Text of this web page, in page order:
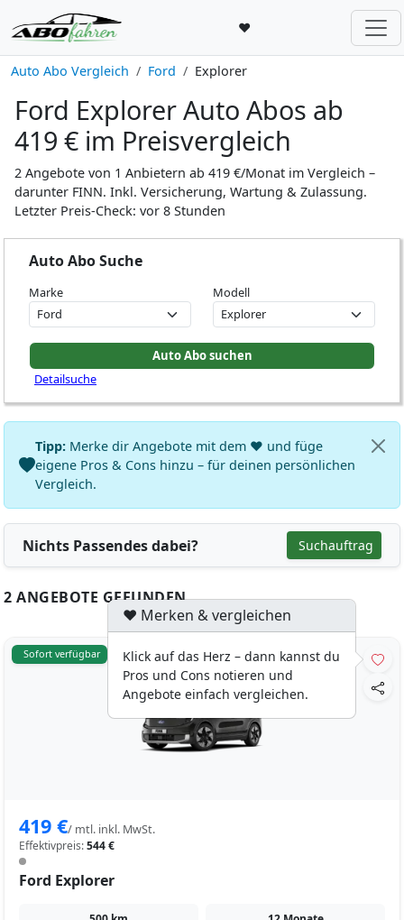
♥
Auto Abo Vergleich Ford Explorer
Ford Explorer Auto Abos ab
419 € im Preisvergleich
2 Angebote von 1 Anbietern ab 419 €/Monat im Vergleich –
darunter FINN. Inkl. Versicherung, Wartung & Zulassung.
Letzter Preis-Check: vor 8 Stunden
Auto Abo Suche
Marke Modell
Detailsuche
Tipp: Merke dir Angebote mit dem ♥ und füge
eigene Pros & Cons hinzu – für deinen persönlichen
Vergleich.
Nichts Passendes dabei? Suchauftrag
2 ANGEBOTE GEFUNDEN
Sofort verfügbar
419 €/ mtl. inkl. MwSt.
Effektivpreis:544 €
Ford Explorer
♥ Merken & vergleichen
Klick auf das Herz – dann kannst du
Pros und Cons notieren und
Angebote einfach vergleichen.